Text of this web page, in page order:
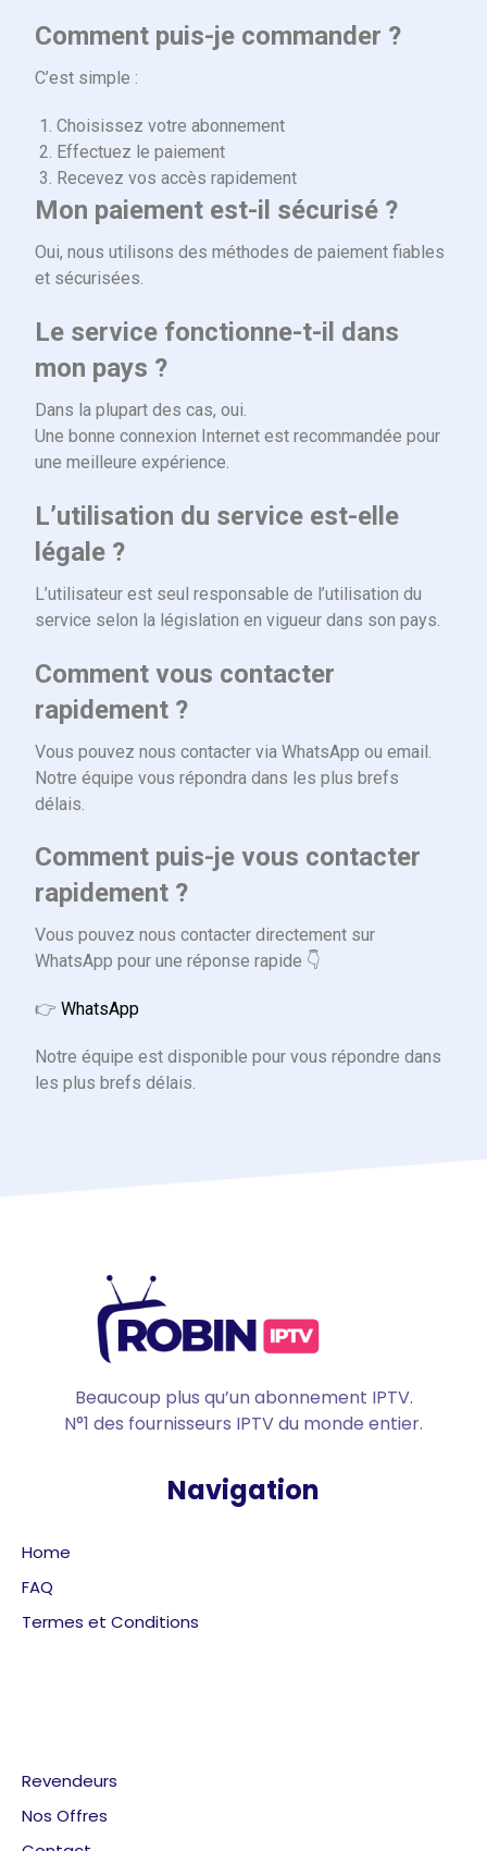
Comment puis-je commander ?
C’est simple :
Choisissez votre abonnement
Effectuez le paiement
Recevez vos accès rapidement
Mon paiement est-il sécurisé ?
Oui, nous utilisons des méthodes de paiement fiables
et sécurisées.
Le service fonctionne-t-il dans
mon pays ?
Dans la plupart des cas, oui.
Une bonne connexion Internet est recommandée pour
une meilleure expérience.
L’utilisation du service est-elle
légale ?
L’utilisateur est seul responsable de l’utilisation du
service selon la législation en vigueur dans son pays.
Comment vous contacter
rapidement ?
Vous pouvez nous contacter via WhatsApp ou email.
Notre équipe vous répondra dans les plus brefs
délais.
Comment puis-je vous contacter
rapidement ?
Vous pouvez nous contacter directement sur
WhatsApp pour une réponse rapide 👇
👉WhatsApp
Notre équipe est disponible pour vous répondre dans
les plus brefs délais.
Beaucoup plus qu’un abonnement IPTV.
N°1 des fournisseurs IPTV du monde entier.
Navigation
Home
FAQ
Termes et Conditions
Revendeurs
Nos Offres